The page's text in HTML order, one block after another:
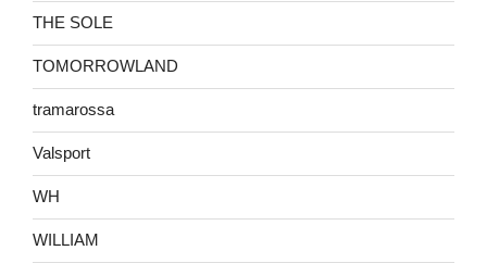
THE SOLE
TOMORROWLAND
tramarossa
Valsport
WH
WILLIAM